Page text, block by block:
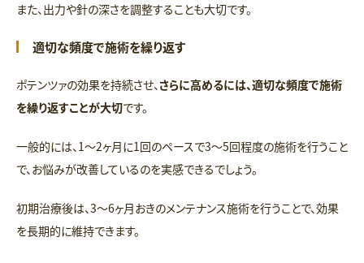
また、出力や針の深さを調整することも大切です。
適切な頻度で施術を繰り返す
ポテンツァの効果を持続させ、さらに高めるには、適切な頻度で施術
を繰り返すことが大切です。
一般的には、1〜2ヶ月に1回のペースで3〜5回程度の施術を行うこと
で、お悩みが改善しているのを実感できるでしょう。
初期治療後は、3〜6ヶ月おきのメンテナンス施術を行うことで、効果
を長期的に維持できます。